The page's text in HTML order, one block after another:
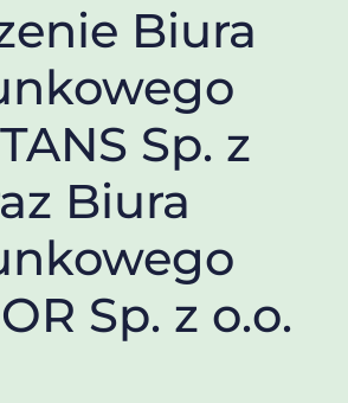
Biura
Sp. z
Biura
Sp. z o.o.